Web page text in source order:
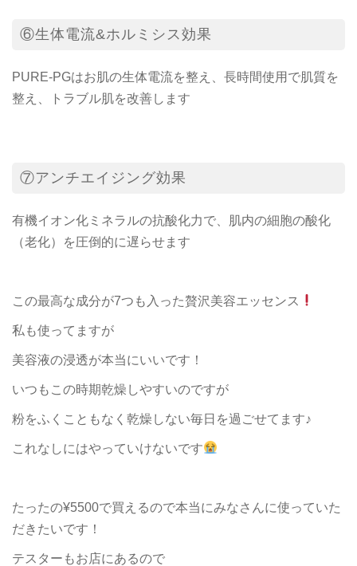
⑥生体電流&ホルミシス効果
PURE-PGはお肌の生体電流を整え、長時間使用で肌質を
整え、トラブル肌を改善します
⑦アンチエイジング効果
有機イオン化ミネラルの抗酸化力で、肌内の細胞の酸化
（老化）を圧倒的に遅らせます
この最高な成分が7つも入った贅沢美容エッセンス
私も使ってますが
美容液の浸透が本当にいいです！
いつもこの時期乾燥しやすいのですが
粉をふくこともなく乾燥しない毎日を過ごせてます♪
これなしにはやっていけないです
たったの¥5500で買えるので本当にみなさんに使っていた
だきたいです！
テスターもお店にあるので